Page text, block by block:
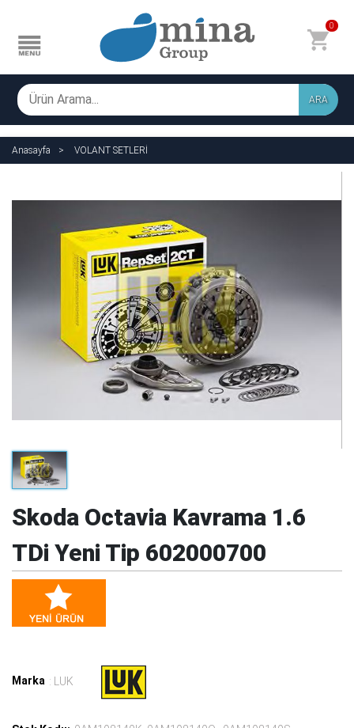
0
ARA
Anasayfa VOLANT SETLERİ
Skoda Octavia Kavrama 1.6
TDi Yeni Tip 602000700
Marka : LUK